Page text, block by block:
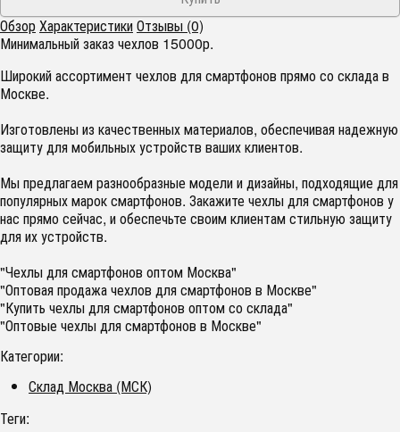
ОбзорХарактеристикиОтзывы (0)
Минимальный заказ чехлов 15000р.
Широкий ассортимент чехлов для смартфонов прямо со склада в
Москве.
Изготовлены из качественных материалов, обеспечивая надежную
защиту для мобильных устройств ваших клиентов.
Мы предлагаем разнообразные модели и дизайны, подходящие для
популярных марок смартфонов. Закажите чехлы для смартфонов у
нас прямо сейчас, и обеспечьте своим клиентам стильную защиту
для их устройств.
"Чехлы для смартфонов оптом Москва"
"Оптовая продажа чехлов для смартфонов в Москве"
"Купить чехлы для смартфонов оптом со склада"
"Оптовые чехлы для смартфонов в Москве"
Категории:
Склад Москва (МСК)
Теги: